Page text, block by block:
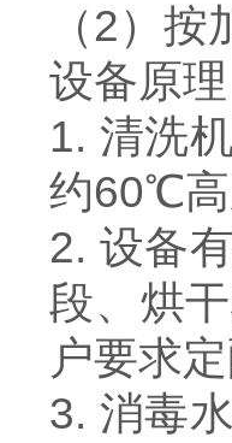
（2）
设备原理
1. 清洗
约60℃高
2. 设备
段、烘
户要求定
3. 消毒